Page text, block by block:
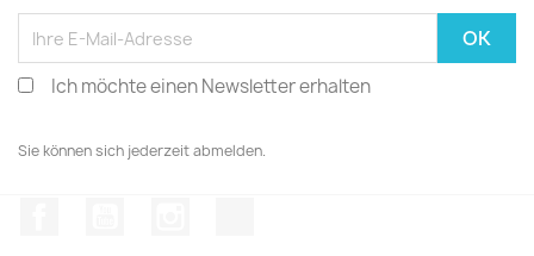
Ich möchte einen Newsletter erhalten
Sie können sich jederzeit abmelden.